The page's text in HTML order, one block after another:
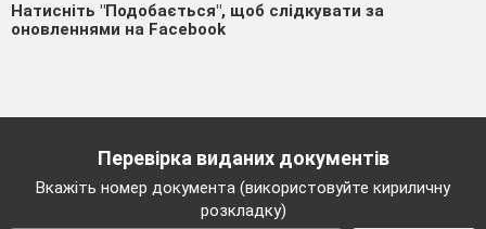
Натисніть "Подобається", щоб слідкувати за
оновленнями на Facebook
Перевірка виданих документів
Вкажіть номер документа (використовуйте кириличну
розкладку)